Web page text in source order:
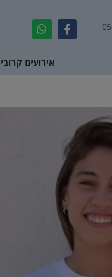
אירועים